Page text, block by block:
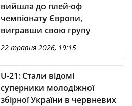
вийшла до плей-оф
чемпіонату Європи,
вигравши свою групу
22 травня 2026, 19:15
U-21: Стали відомі
суперники молодіжної
збірної України в червневих